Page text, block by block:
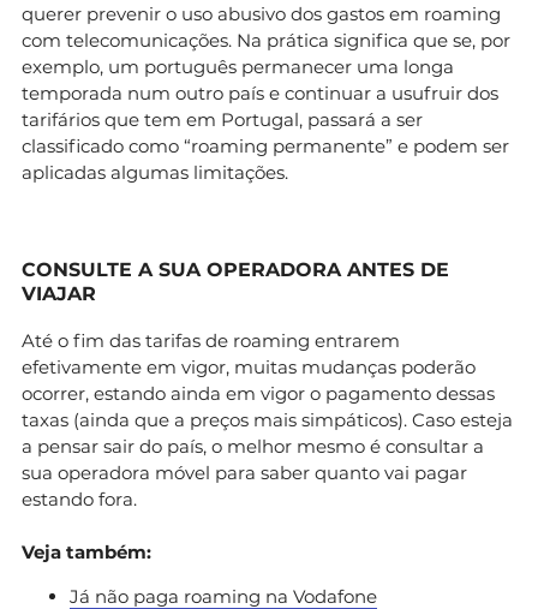
querer prevenir o uso abusivo dos gastos em roaming
com telecomunicações. Na prática significa que se, por
exemplo, um português permanecer uma longa
temporada num outro país e continuar a usufruir dos
tarifários que tem em Portugal, passará a ser
classificado como “roaming permanente” e podem ser
aplicadas algumas limitações.
CONSULTE A SUA OPERADORA ANTES DE
VIAJAR
Até o fim das tarifas de roaming entrarem
efetivamente em vigor, muitas mudanças poderão
ocorrer, estando ainda em vigor o pagamento dessas
taxas (ainda que a preços mais simpáticos). Caso esteja
a pensar sair do país, o melhor mesmo é consultar a
sua operadora móvel para saber quanto vai pagar
estando fora.
Veja também:
Já não paga roaming na Vodafone